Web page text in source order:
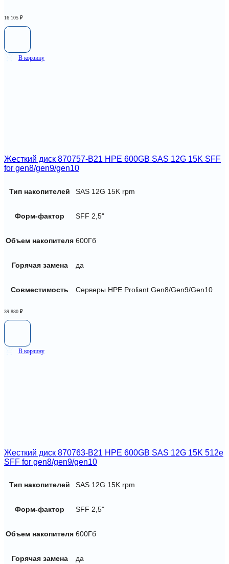
16 105 ₽
В корзину
Жесткий диск 870757-B21 HPE 600GB SAS 12G 15K SFF
for gen8/gen9/gen10
Тип накопителей SAS 12G 15K rpm
Форм-фактор SFF 2,5"
Объем накопителя 600Гб
Горячая замена да
Совместимость Серверы HPE Proliant Gen8/Gen9/Gen10
39 880 ₽
В корзину
Жесткий диск 870763-B21 HPE 600GB SAS 12G 15K 512e
SFF for gen8/gen9/gen10
Тип накопителей SAS 12G 15K rpm
Форм-фактор SFF 2,5"
Объем накопителя 600Гб
Горячая замена да